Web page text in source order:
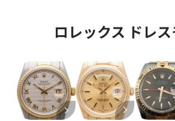
ロレックス ドレ